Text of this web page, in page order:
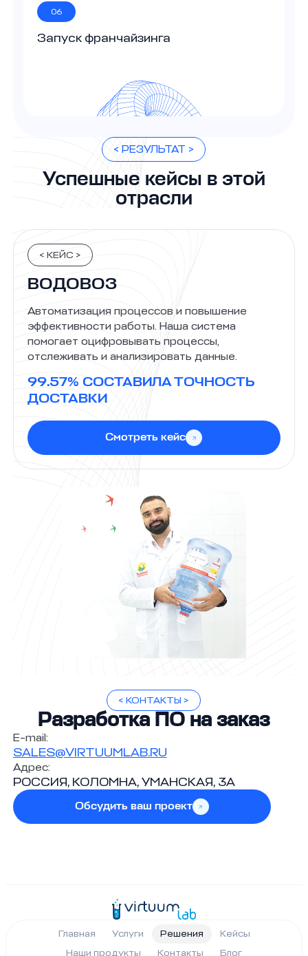
06
Запуск франчайзинга
< РЕЗУЛЬТАТ >
Успешные кейсы в этой
отрасли
< КЕЙС >
ВОДОВОЗ
Автоматизация процессов и повышение
эффективности работы. Наша система
помогает оцифровывать процессы,
отслеживать и анализировать данные.
99.57% СОСТАВИЛА ТОЧНОСТЬ
ДОСТАВКИ
Смотреть кейс
< КОНТАКТЫ >
Разработка ПО на заказ
E-mail:
SALES@VIRTUUMLAB.RU
Адрес:
РОССИЯ, КОЛОМНА, УМАНСКАЯ, 3А
Обсудить ваш проект
Главная Услуги Решения
Кейсы
Наши продукты
Контакты Блог